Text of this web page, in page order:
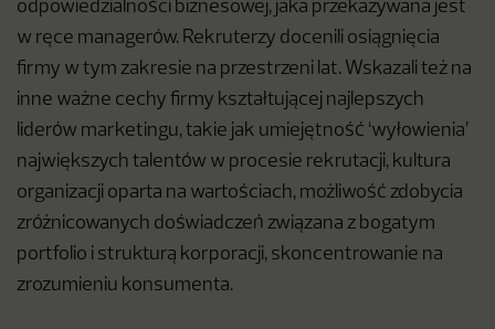
odpowiedzialności biznesowej, jaka przekazywana jest
w ręce managerów. Rekruterzy docenili osiągnięcia
firmy w tym zakresie na przestrzeni lat. Wskazali też na
inne ważne cechy firmy kształtującej najlepszych
liderów marketingu, takie jak umiejętność ‘wyłowienia’
największych talentów w procesie rekrutacji, kultura
organizacji oparta na wartościach, możliwość zdobycia
zróżnicowanych doświadczeń związana z bogatym
portfolio i strukturą korporacji, skoncentrowanie na
zrozumieniu konsumenta.